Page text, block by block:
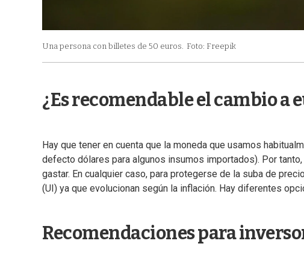
Una persona con billetes de 50 euros. Foto: Freepik
¿Es recomendable el cambio a
Hay que tener en cuenta que la moneda que usamos
defecto dólares para algunos insumos importados). Por
gastar. En cualquier caso, para protegerse de la suba de
(UI) ya que evolucionan según la inflación. Hay diferentes
Recomendaciones para